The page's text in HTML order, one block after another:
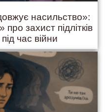
насильство»:
захист підлітків
час війни